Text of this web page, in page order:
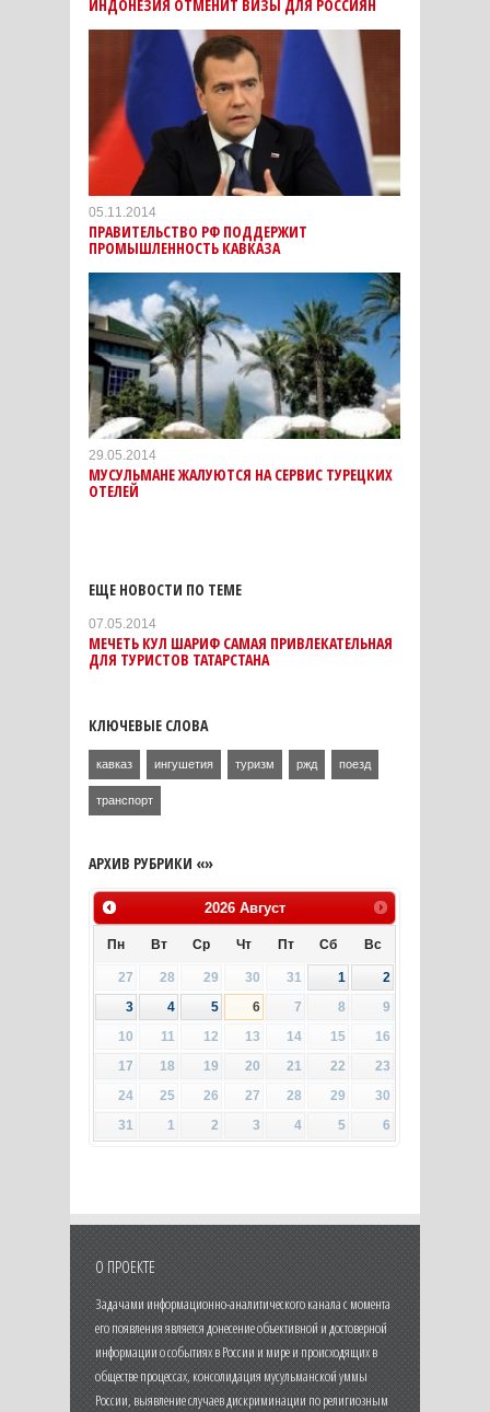
ИНДОНЕЗИЯ ОТМЕНИТ ВИЗЫ ДЛЯ РОССИЯН
05.11.2014
ПРАВИТЕЛЬСТВО РФ ПОДДЕРЖИТ
ПРОМЫШЛЕННОСТЬ КАВКАЗА
29.05.2014
МУСУЛЬМАНЕ ЖАЛУЮТСЯ НА СЕРВИС ТУРЕЦКИХ
ОТЕЛЕЙ
ЕЩЕ НОВОСТИ ПО ТЕМЕ
07.05.2014
МЕЧЕТЬ КУЛ ШАРИФ САМАЯ ПРИВЛЕКАТЕЛЬНАЯ
ДЛЯ ТУРИСТОВ ТАТАРСТАНА
КЛЮЧЕВЫЕ СЛОВА
кавказ ингушетия туризм ржд поезд
транспорт
АРХИВ РУБРИКИ «»
2026 Август
Пн Вт Ср Чт Пт Сб Вс
27 28 29 30 31 1
2
3
4 5 6 7 8
9
10
11 12 13 14 15
16
17
18 19 20 21 22
23
24
25 26 27 28 29
30
31
1 2 3 4 5 6
О ПРОЕКТЕ
Задачами информационно-аналитического канала с момента
его появления является донесение объективной и достоверной
информации о событиях в России и мире и происходящих в
обществе процессах, консолидация мусульманской уммы
России, выявление случаев дискриминации по религиозным